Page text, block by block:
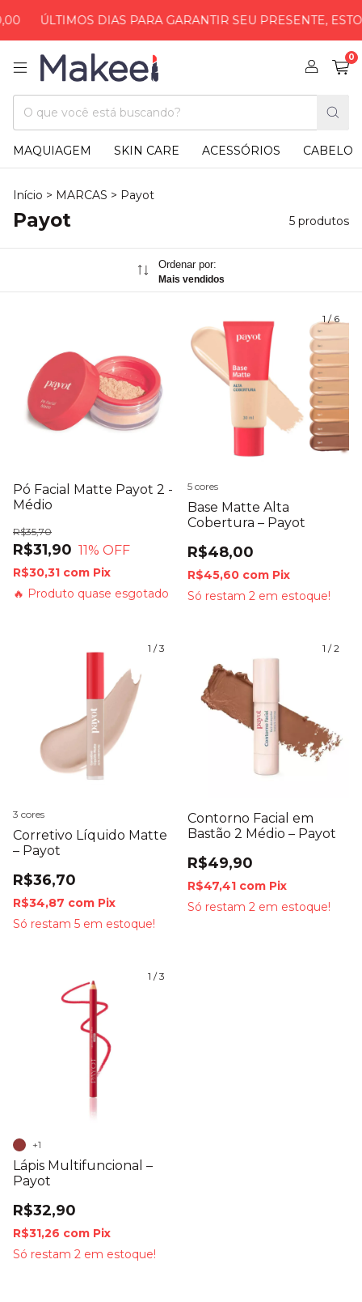
ÚLTIMOS DIAS PARA GARANTIR SEU PRESENTE,
0
MAQUIAGEM SKIN CARE ACESSÓRIOS CABELO
Início > MARCAS > Payot
Payot 5 produtos
Ordenar por:
Mais vendidos
Pó Facial Matte Payot 2 -
Médio
R$31,90
R$35,70
11% OFF
R$30,31 com Pix
🔥 Produto quase esgotado
1/6
Base Matte Alta
Cobertura – Payot
R$48,00
R$45,60 com Pix
Só restam 2 em estoque!
5 cores
1 /3
Corretivo Líquido Matte
– Payot
R$36,70
R$34,87 com Pix
Só restam 5 em estoque!
3 cores
1 /2
Contorno Facial em
Bastão 2 Médio – Payot
R$49,90
R$47,41 com Pix
Só restam 2 em estoque!
1 /3
Lápis Multifuncional –
Payot
R$32,90
R$31,26 com Pix
Só restam 2 em estoque!
+1